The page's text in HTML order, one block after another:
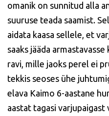
omanik on sunnitud alla
suuruse teada saamist.
aidata kaasa sellele, et
saaks jääda armastavasse
ravi, mille jaoks perel ei
tekkis seoses ühe
elava Kaimo 6-aastane
aastat tagasi